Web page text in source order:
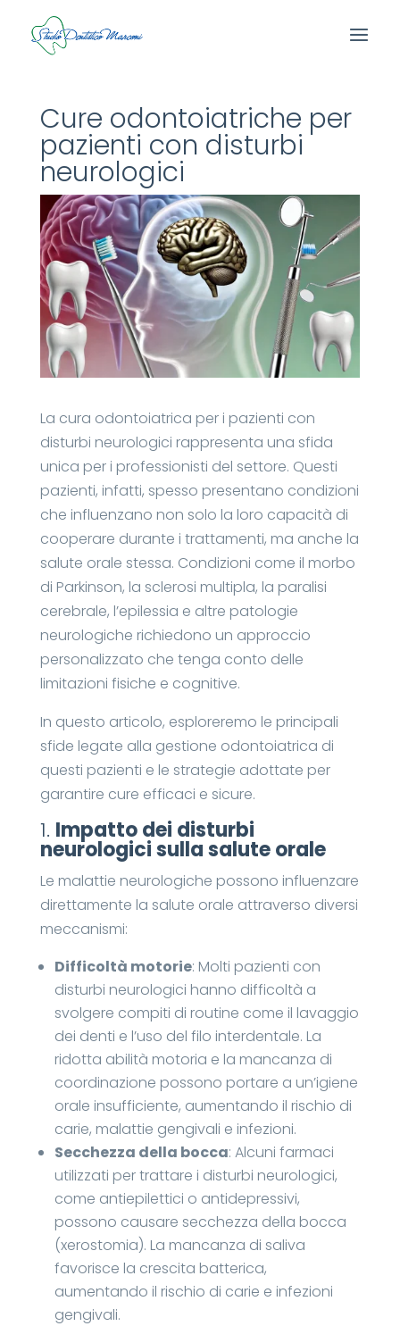
Cure odontoiatriche per
pazienti con disturbi
neurologici
La cura odontoiatrica per i pazienti con
disturbi neurologici rappresenta una sfida
unica per i professionisti del settore. Questi
pazienti, infatti, spesso presentano condizioni
che influenzano non solo la loro capacità di
cooperare durante i trattamenti, ma anche la
salute orale stessa. Condizioni come il morbo
di Parkinson, la sclerosi multipla, la paralisi
cerebrale, l’epilessia e altre patologie
neurologiche richiedono un approccio
personalizzato che tenga conto delle
limitazioni fisiche e cognitive.
In questo articolo, esploreremo le principali
sfide legate alla gestione odontoiatrica di
questi pazienti e le strategie adottate per
garantire cure efficaci e sicure.
1. Impatto dei disturbi
neurologici sulla salute orale
Le malattie neurologiche possono influenzare
direttamente la salute orale attraverso diversi
meccanismi:
Difficoltà motorie: Molti pazienti con
disturbi neurologici hanno difficoltà a
svolgere compiti di routine come il lavaggio
dei denti e l’uso del filo interdentale. La
ridotta abilità motoria e la mancanza di
coordinazione possono portare a un’igiene
orale insufficiente, aumentando il rischio di
carie, malattie gengivali e infezioni.
Secchezza della bocca: Alcuni farmaci
utilizzati per trattare i disturbi neurologici,
come antiepilettici o antidepressivi,
possono causare secchezza della bocca
(xerostomia). La mancanza di saliva
favorisce la crescita batterica,
aumentando il rischio di carie e infezioni
gengivali.